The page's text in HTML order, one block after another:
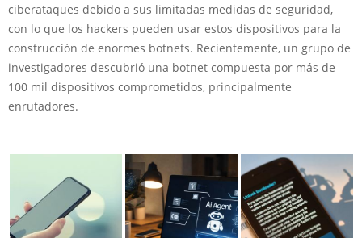
ciberataques debido a sus limitadas medidas de seguridad,
con lo que los hackers pueden usar estos dispositivos para la
construcción de enormes botnets. Recientemente, un grupo de
investigadores descubrió una botnet compuesta por más de
100 mil dispositivos comprometidos, principalmente
enrutadores.